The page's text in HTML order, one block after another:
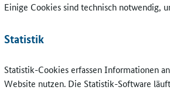
Einige Cookies sind technisch notwendig,
Statistik
Statistik-Cookies erfassen Informationen
Website nutzen. Die Statistik-Software
geben